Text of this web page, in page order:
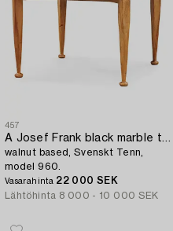
457
A Josef Frank black marble top table,
walnut based, Svenskt Tenn,
model 960.
Vasarahinta 22 000 SEK
Lähtöhinta 8 000 - 10 000 SEK